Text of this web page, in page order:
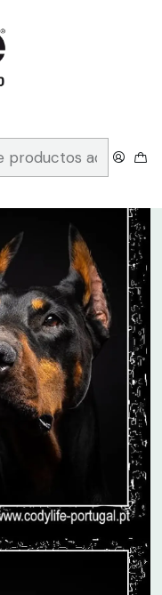
ACEDER
ATRAVÉS DE UM QR CODE